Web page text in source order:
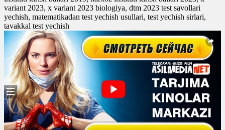
variant 2023, x variant 2023 biologiya, dtm 2023 test savollari
yechish, matematikadan test yechish usullari, test yechish sirlari,
tavakkal test yechish